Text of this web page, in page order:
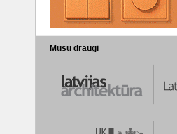
Mūsu draugi